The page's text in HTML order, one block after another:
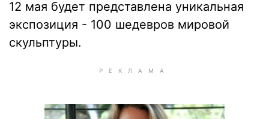
12 мая будет представлена уникальная
экспозиция - 100 шедевров мировой
скульптуры.